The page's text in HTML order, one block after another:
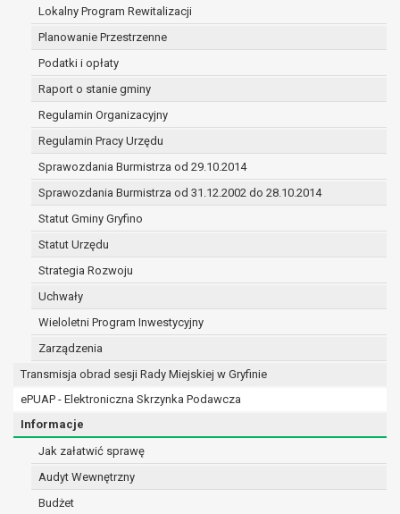
Lokalny Program Rewitalizacji
Planowanie Przestrzenne
Podatki i opłaty
Raport o stanie gminy
Regulamin Organizacyjny
Regulamin Pracy Urzędu
Sprawozdania Burmistrza od 29.10.2014
Sprawozdania Burmistrza od 31.12.2002 do 28.10.2014
Statut Gminy Gryfino
Statut Urzędu
Strategia Rozwoju
Uchwały
Wieloletni Program Inwestycyjny
Zarządzenia
Transmisja obrad sesji Rady Miejskiej w Gryfinie
ePUAP - Elektroniczna Skrzynka Podawcza
Informacje
Jak załatwić sprawę
Audyt Wewnętrzny
Budżet
(merytorycznych), a także obowiązków i
zadań zleconych przez instytucje
nadrzędne wobec Gminy;
zawarcia i realizacji umów;
ochrony żywotnych interesów osoby, której
dane dotyczą, lub innej osoby fizycznej;
wykonania zadania realizowanego w
interesie publicznym lub w ramach
sprawowania władzy publicznej
powierzonej administratorowi;
w pozostałych przypadkach dane osobowe
przetwarzane są wyłącznie na podstawie
wcześniej udzielonej zgody w zakresie i celu
określonym w treści zgody.
W związku z przetwarzaniem danych w celu
wskazanym w pkt. 3, dane osobowe mogą być
udostępniane innym upoważnionym odbiorcom lub
kategoriom odbiorców danych osobowych.
Odbiorcami mogą być:
podmioty, które przetwarzają dane
osobowe w imieniu administratora na
osobowych;
podmioty upoważnione do odbioru danych